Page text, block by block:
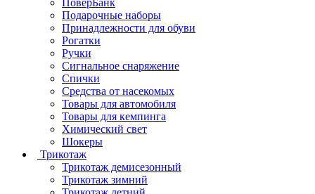
ПоверБанк
Подарочные наборы
Принадлежности для обуви
Рогатки
Ручки
Сигнальное снаряжение
Спички
Средства от насекомых
Товары для автомобиля
Товары для кемпинга
Химический свет
Шокеры
Трикотаж
Трикотаж демисезонный
Трикотаж зимний